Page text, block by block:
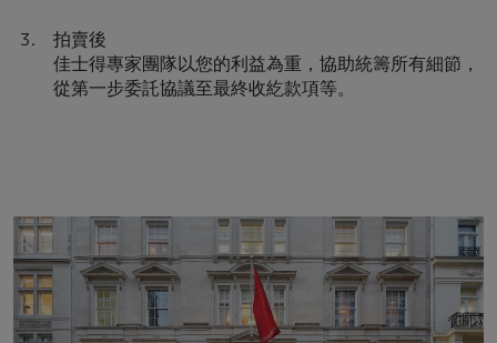
拍賣後
佳士得專家團隊以您的利益為重，協助統籌所有細節，
從第一步委託協議至最終收紇款項等。